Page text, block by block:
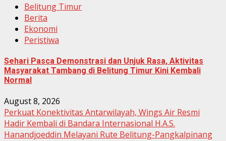
Belitung Timur
Berita
Ekonomi
Peristiwa
Sehari Pasca Demonstrasi dan Unjuk Rasa, Aktivitas
Masyarakat Tambang di Belitung Timur Kini Kembali
Normal
August 8, 2026
Perkuat Konektivitas Antarwilayah, Wings Air Resmi
Hadir Kembali di Bandara Internasional H.A.S.
Hanandjoeddin Melayani Rute Belitung-Pangkalpinang